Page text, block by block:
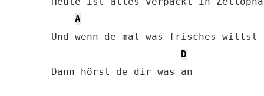
A
Und wenn de mal was frisches willst
D
Dann hörst de dir was an